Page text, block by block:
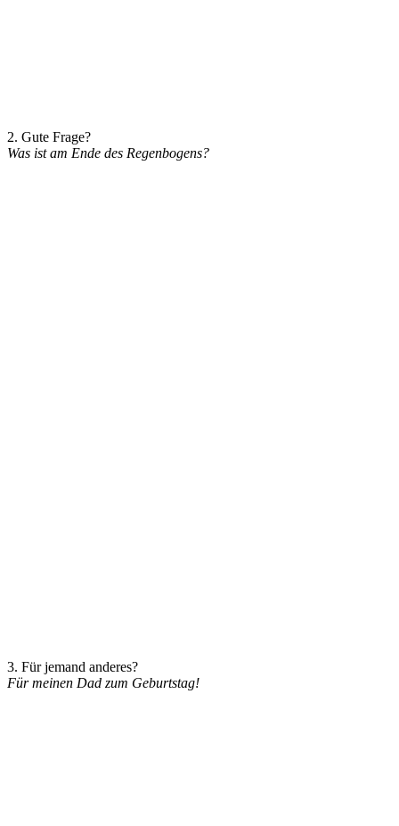
2. Gute Frage?
Was ist am Ende des Regenbogens?
3. Für jemand anderes?
Für meinen Dad zum Geburtstag!